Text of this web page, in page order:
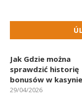
Jak Gdzie można
sprawdzić historię
bonusów w
29/04/2026